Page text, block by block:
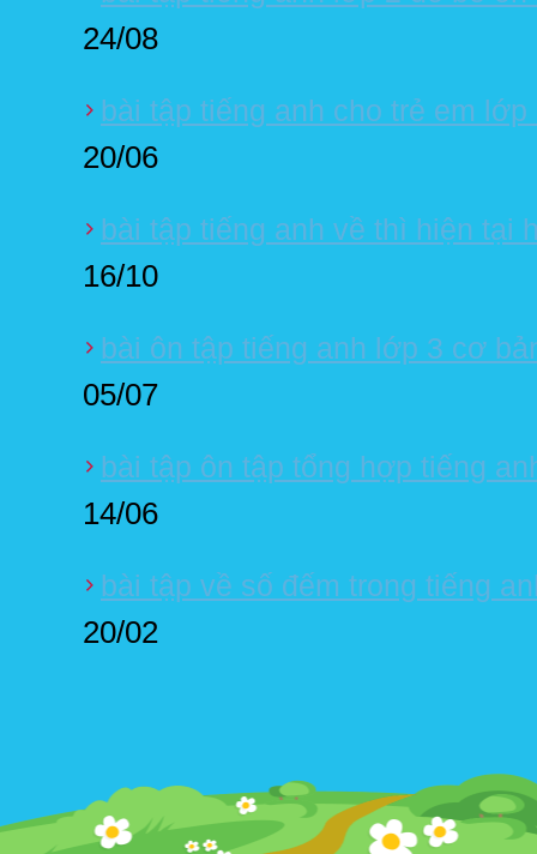
24/08
bài tập tiếng anh cho trẻ em
20/06
bài tập tiếng anh về thì hiện tại
16/10
bài ôn tập tiếng anh lớp 3 cơ
05/07
bài tập ôn tập tổng hợp tiếng
14/06
bài tập về số đếm trong tiếng
20/02